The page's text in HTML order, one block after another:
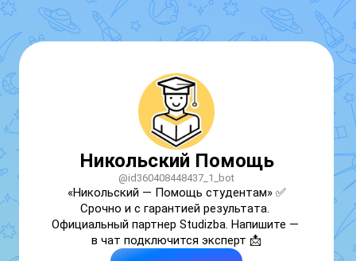
Никольский Помощь
@id360408448437_1_bot
«Никольский — Помощь студентам» ✅
Срочно и с гарантией результата.
Официальный партнер Studizba. Напишите —
в чат подключится эксперт 📩